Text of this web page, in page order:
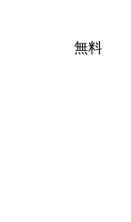
無料